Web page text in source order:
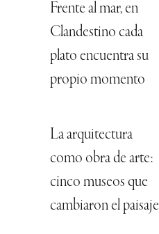
Frente al mar, en
Clandestino cada
plato encuentra su
propio momento
La arquitectura
como obra de arte:
cinco museos que
cambiaron el paisaje